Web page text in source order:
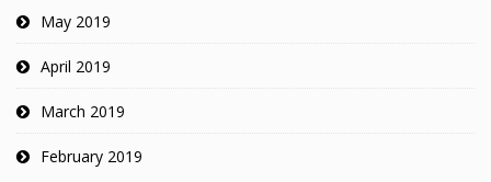
May 2019
April 2019
March 2019
February 2019